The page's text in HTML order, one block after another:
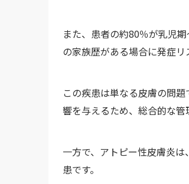
また、患者の約80％が乳児
の家族歴がある場合に発症リ
この疾患は単なる皮膚の問
響を与えるため、総合的な管
一方で、アトピー性皮膚炎
患です。